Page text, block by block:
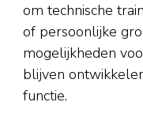
om technische
of persoonlijke
mogelijkheden
blijven
functie.